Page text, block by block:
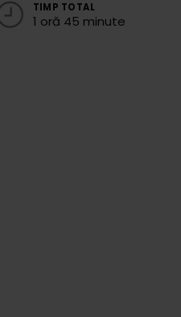
TIMP TOTAL
1 oră 45 minute